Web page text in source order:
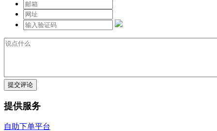
提交评论
提供服务
自助下单平台